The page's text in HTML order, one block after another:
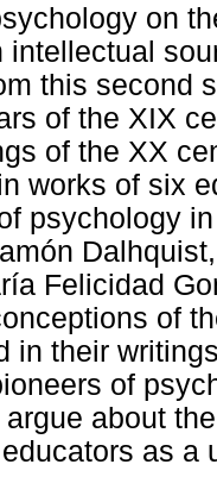
on
intellectual
this second
of the XIX
of the XX
works of six
psychology
Felicidad
of
in their
of
about
as a